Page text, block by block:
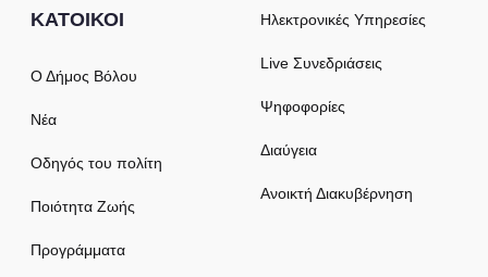
ΚΑΤΟΙΚΟΙ
Ο Δήμος Βόλου
Νέα
Οδηγός του πολίτη
Ποιότητα Ζωής
Προγράμματα
Ηλεκτρονικές Υπηρεσίες
Live Συνεδριάσεις
Ψηφοφορίες
Διαύγεια
Ανοικτή Διακυβέρνηση